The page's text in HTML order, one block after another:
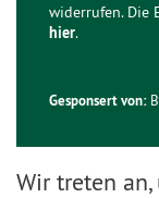
widerrufen. Die
hier.
Gesponsert von:
Wir treten